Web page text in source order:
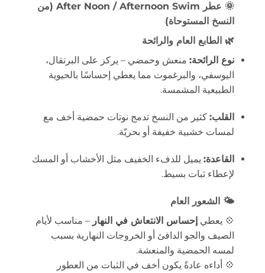
🌞
عطر After Noon / Afternoon Swim (من
النسخ المستوحاة)
🌿 الطابع العام والرائحة
نوع الرائحة:منعش وحمضي – يركز على البرتقال،
اليوسفي، والبرغموت مما يعطي إحساسًا بالحيوية
الطبيعية المشمسة.
القلب:كثير من النسخ تدمج نوتات حمضية أخف مع
لمسات خشبية خفيفة أو بحريّة.
القاعدة:يميل للدفء الخفيف مثل الأخشاب أو المسك
لإعطاء ثبات بسيط.
🌤️ الشعور العام
💠 يعطي إحساس الانتعاش في النهار – مناسب لأيام
الصيف والجو الدافئ أو الخروجات النهارية بسبب
لمسه الحمضية والمنعشة.
💠 أداءه عادةً يكون أخف في الثبات من العطور